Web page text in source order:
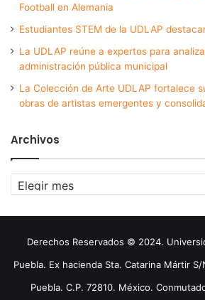
Football en Alemania
Estudiantes STEM de la UDLAP
La UDLAP reúne a expertos para
administración pública municipal
La Colección de Arte UDLAP fortalece
obras de artistas emergentes y
Archivos
Archivos
Derechos Reservados © 2024.
Puebla. Ex hacienda Sta. Catarina Mártir
Puebla. C.P. 72810. México.